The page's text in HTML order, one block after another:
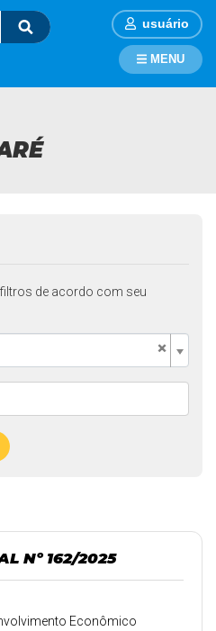
usuário
MENU
Nº 162/2025
Econômico
de acordo com seu
×